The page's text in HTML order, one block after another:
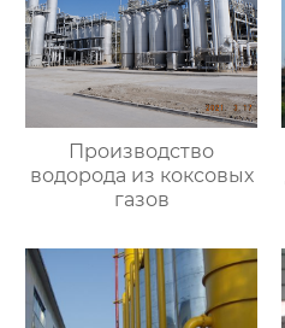
Производство
водорода из коксовых
газов